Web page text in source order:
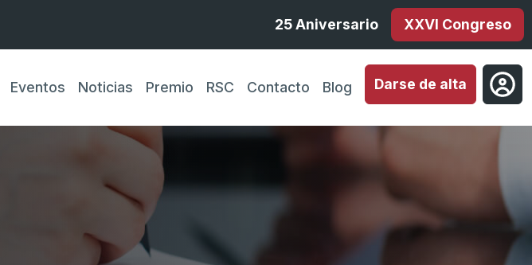
25 Aniversario
XXVI Congreso
Eventos Noticias Premio RSC Contacto Blog Darse de alta